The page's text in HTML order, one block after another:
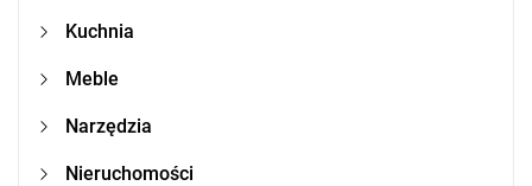
Kuchnia
Meble
Narzędzia
Nieruchomości